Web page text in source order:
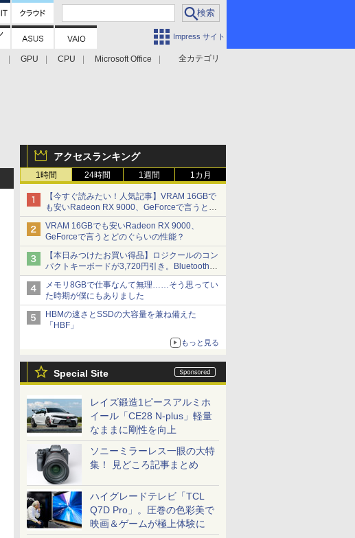
Impress サイト
全カテゴリ
GPU CPU
Microsoft Office
アクセスランキング
1時間 24時間 1週間 1カ月
【今すぐ読みたい！人気記事】VRAM 16GBで
も安いRadeon RX 9000、GeForceで言うとど
のぐらいの性能？ - PC Watch
VRAM 16GBでも安いRadeon RX 9000、
GeForceで言うとどのぐらいの性能？
【本日みつけたお買い得品】ロジクールのコン
パクトキーボードが3,720円引き。Bluetoothで3
台接続対応
メモリ8GBで仕事なんて無理……そう思ってい
た時期が僕にもありました
HBMの速さとSSDの大容量を兼ね備えた
「HBF」
もっと見る
Special Site
レイズ鍛造1ピースアルミホ
イール「CE28 N-plus」軽量
なままに剛性を向上
ソニーミラーレス一眼の大特
集！ 見どころ記事まとめ
ハイグレードテレビ「TCL
Q7D Pro」。圧巻の色彩美で
映画＆ゲームが極上体験に